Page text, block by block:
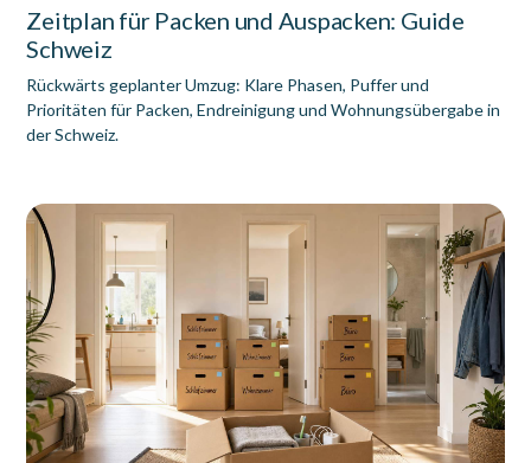
Zeitplan für Packen und Auspacken: Guide
Schweiz
Rückwärts geplanter Umzug: Klare Phasen, Puffer und
Prioritäten für Packen, Endreinigung und Wohnungsübergabe in
der Schweiz.